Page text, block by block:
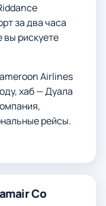
за два часа
вы рискуете
Airlines
хаб — Дуала
рейсы.
Co